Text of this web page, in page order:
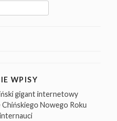
WPISY
gigant internetowy
Nowego Roku